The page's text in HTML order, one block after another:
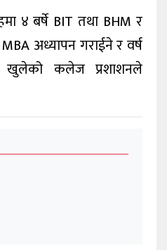
४ बर्षे BIT तथा BHM र
अध्यापन गराईने र वर्ष
खुलेको कलेज प्रशाशनले